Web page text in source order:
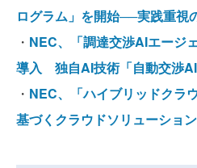
ログラム」を開始──実践重視
・ NEC、「調達交渉AIエージ
導入 独自AI技術「自動交渉
・ NEC、「ハイブリッドクラ
基づくクラウドソリューショ